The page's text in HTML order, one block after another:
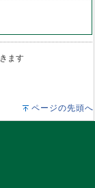
ます
ページの先頭へ